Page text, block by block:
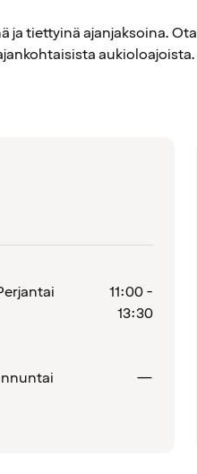
ja tiettyinä ajanjaksoina.
aukioloajoista.
11:00 -
13:30
—